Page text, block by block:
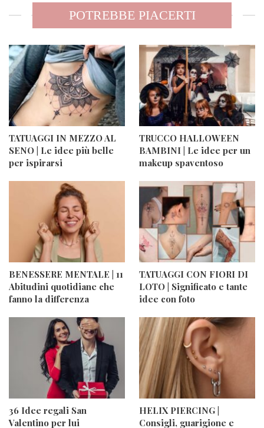
POTREBBE PIACERTI
TATUAGGI IN MEZZO AL
SENO | Le idee più belle
per ispirarsi
TRUCCO HALLOWEEN
BAMBINI | Le idee per un
makeup spaventoso
BENESSERE MENTALE | 11
Abitudini quotidiane che
fanno la differenza
TATUAGGI CON FIORI DI
LOTO | Significato e tante
idee con foto
36 Idee regali San
Valentino per lui
HELIX PIERCING |
Consigli, guarigione e